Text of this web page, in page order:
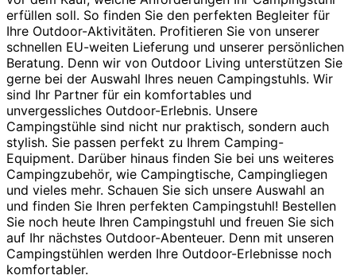
erfüllen soll. So finden Sie den perfekten Begleiter für
Ihre Outdoor-Aktivitäten. Profitieren Sie von unserer
schnellen EU-weiten Lieferung und unserer persönlichen
Beratung. Denn wir von Outdoor Living unterstützen Sie
gerne bei der Auswahl Ihres neuen Campingstuhls. Wir
sind Ihr Partner für ein komfortables und
unvergessliches Outdoor-Erlebnis. Unsere
Campingstühle sind nicht nur praktisch, sondern auch
stylish. Sie passen perfekt zu Ihrem Camping-
Equipment. Darüber hinaus finden Sie bei uns weiteres
Campingzubehör, wie Campingtische, Campingliegen
und vieles mehr. Schauen Sie sich unsere Auswahl an
und finden Sie Ihren perfekten Campingstuhl! Bestellen
Sie noch heute Ihren Campingstuhl und freuen Sie sich
auf Ihr nächstes Outdoor-Abenteuer. Denn mit unseren
Campingstühlen werden Ihre Outdoor-Erlebnisse noch
komfortabler.